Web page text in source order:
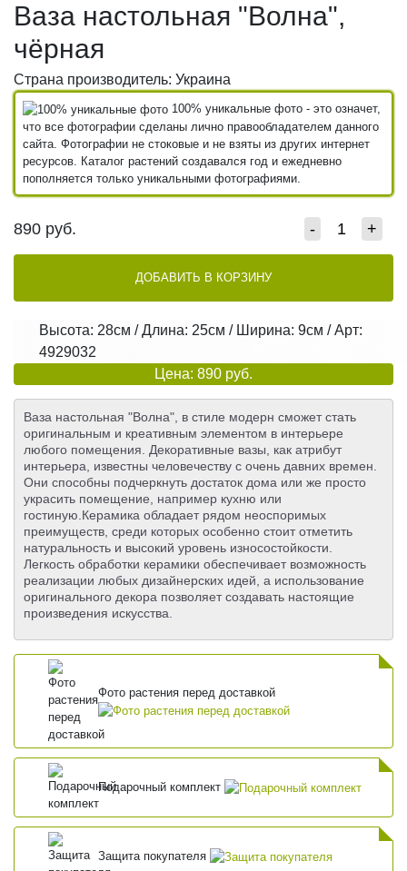
Ваза настольная "Волна",
чёрная
Страна производитель: Украина
100% уникальные фото - это означет,
что все фотографии сделаны лично правообладателем данного
сайта. Фотографии не стоковые и не взяты из других интернет
ресурсов. Каталог растений создавался год и ежедневно
пополняется только уникальными фотографиями.
890 руб. - +
ДОБАВИТЬ В КОРЗИНУ
Высота: 28см / Длина: 25см / Ширина: 9см / Арт:
4929032
Цена: 890 руб.
Ваза настольная "Волна", в стиле модерн сможет стать
оригинальным и креативным элементом в интерьере
любого помещения. Декоративные вазы, как атрибут
интерьера, известны человечеству с очень давних времен.
Они способны подчеркнуть достаток дома или же просто
украсить помещение, например кухню или
гостиную.Керамика обладает рядом неоспоримых
преимуществ, среди которых особенно стоит отметить
натуральность и высокий уровень износостойкости.
Легкость обработки керамики обеспечивает возможность
реализации любых дизайнерских идей, а использование
оригинального декора позволяет создавать настоящие
произведения искусства.
Фото растения перед доставкой
Подарочный комплект
Защита покупателя